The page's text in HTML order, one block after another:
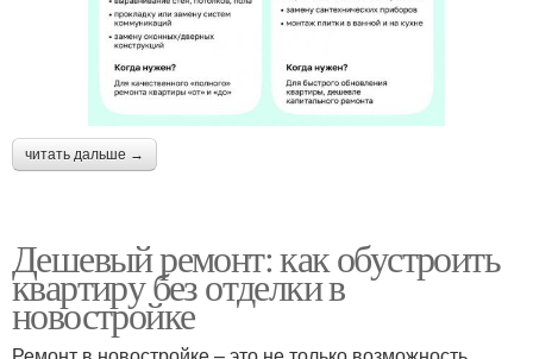
читать дальше →
Дешевый ремонт: как обустроить
квартиру без отделки в
новостройке